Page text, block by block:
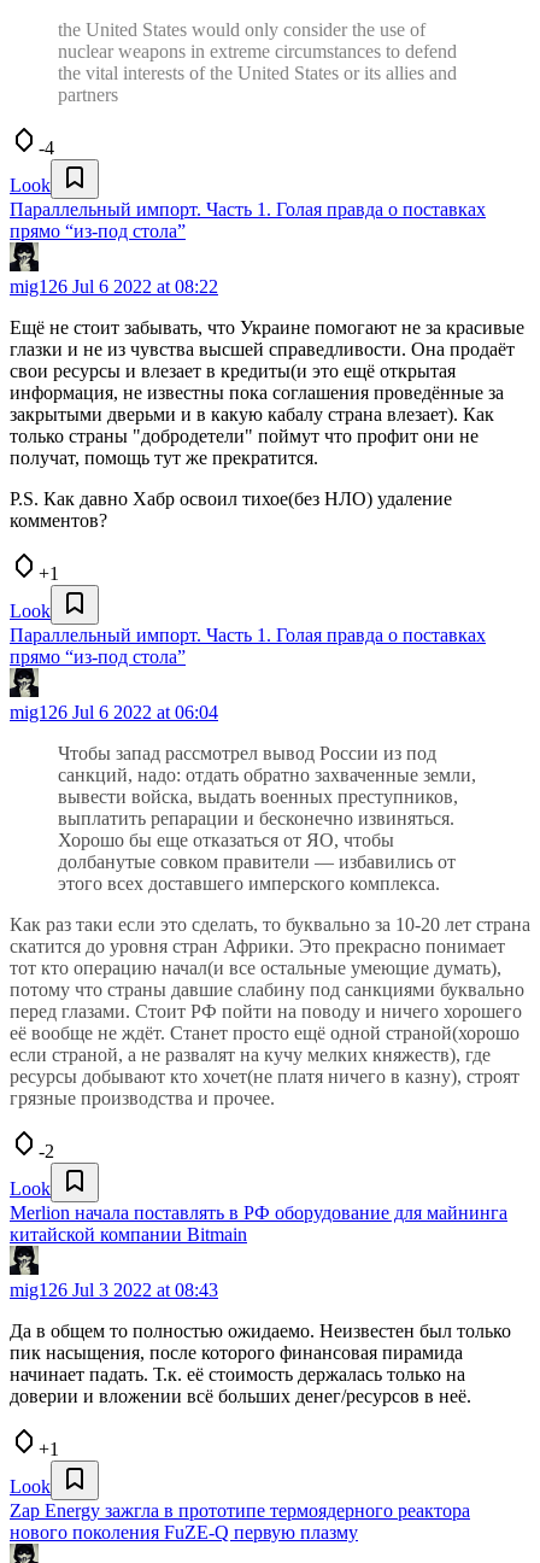
the United States would only consider the use of
nuclear weapons in extreme circumstances to defend
the vital interests of the United States or its allies and
partners
-4
Look
Параллельный импорт. Часть 1. Голая правда о поставках
прямо “из-под стола”
mig126 Jul 6 2022 at 08:22
Ещё не стоит забывать, что Украине помогают не за красивые
глазки и не из чувства высшей справедливости. Она продаёт
свои ресурсы и влезает в кредиты(и это ещё открытая
информация, не известны пока соглашения проведённые за
закрытыми дверьми и в какую кабалу страна влезает). Как
только страны "добродетели" поймут что профит они не
получат, помощь тут же прекратится.
P.S. Как давно Хабр освоил тихое(без НЛО) удаление
комментов?
+1
Look
Параллельный импорт. Часть 1. Голая правда о поставках
прямо “из-под стола”
mig126 Jul 6 2022 at 06:04
Чтобы запад рассмотрел вывод России из под
санкций, надо: отдать обратно захваченные земли,
вывести войска, выдать военных преступников,
выплатить репарации и бесконечно извиняться.
Хорошо бы еще отказаться от ЯО, чтобы
долбанутые совком правители — избавились от
этого всех доставшего имперского комплекса.
Как раз таки если это сделать, то буквально за 10-20 лет страна
скатится до уровня стран Африки. Это прекрасно понимает
тот кто операцию начал(и все остальные умеющие думать),
потому что страны давшие слабину под санкциями буквально
перед глазами. Стоит РФ пойти на поводу и ничего хорошего
её вообще не ждёт. Станет просто ещё одной страной(хорошо
если страной, а не развалят на кучу мелких княжеств), где
ресурсы добывают кто хочет(не платя ничего в казну), строят
грязные производства и прочее.
-2
Look
Merlion начала поставлять в РФ оборудование для майнинга
китайской компании Bitmain
mig126 Jul 3 2022 at 08:43
Да в общем то полностью ожидаемо. Неизвестен был только
пик насыщения, после которого финансовая пирамида
начинает падать. Т.к. её стоимость держалась только на
доверии и вложении всё больших денег/ресурсов в неё.
+1
Look
Zap Energy зажгла в прототипе термоядерного реактора
нового поколения FuZE-Q первую плазму